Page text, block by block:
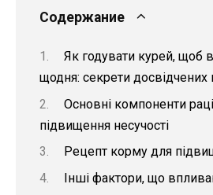
Содержание
Як годувати курей, щоб
щодня: секрети досвідчених
Основні компоненти
підвищення несучості
Рецепт корму для
Інші фактори, що